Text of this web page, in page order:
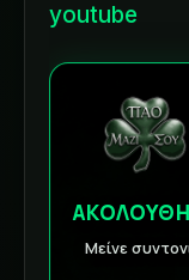
youtube
Μείνε